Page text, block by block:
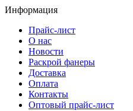
Информация
Прайс-лист
О нас
Новости
Раскрой фанеры
Доставка
Оплата
Контакты
Оптовый прайс-лист